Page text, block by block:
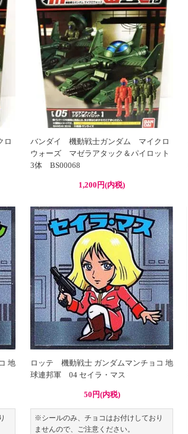
ロ
バンダイ 機動戦士ガンダム マイクロ
ウォーズ マゼラアタック＆パイロット
3体 BS00068
1,200円(内税)
地
ロッテ 機動戦士 ガンダムマンチョコ 地
球連邦軍 04 セイラ・マス
50円(内税)
※シールのみ、チョコはお付けしており
ませんので、ご注意ください。